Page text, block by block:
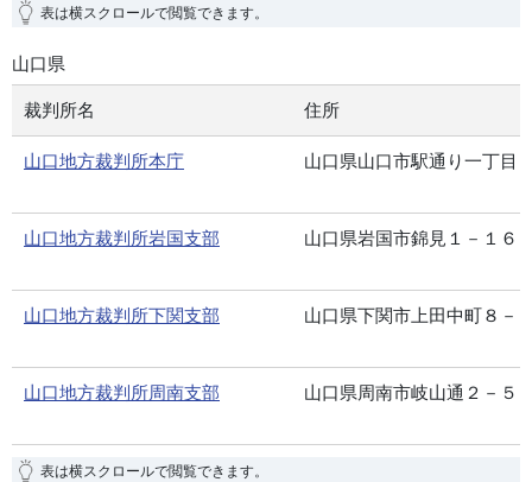
表は横スクロールで閲覧できます。
山口県
裁判所名 住所
山口地方裁判所本庁 山口県山口市駅通り一丁目
山口地方裁判所岩国支部 山口県岩国市錦見１－１６
山口地方裁判所下関支部 山口県下関市上田中町８－
山口地方裁判所周南支部 山口県周南市岐山通２－５
表は横スクロールで閲覧できます。